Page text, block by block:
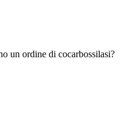
un ordine di cocarbossilasi?